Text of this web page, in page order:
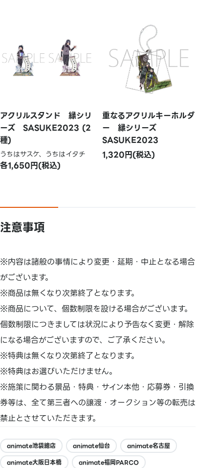
アクリルスタンド 縁シリ
ーズ SASUKE2023 (2
種)
うちはサスケ、うちはイタチ
各1,650円(税込)
重なるアクリルキーホルダ
ー 縁シリーズ
SASUKE2023
1,320円(税込)
注意事項
※内容は諸般の事情により変更・延期・中止となる場合
がございます。
※商品は無くなり次第終了となります。
※商品について、個数制限を設ける場合がございます。
個数制限につきましては状況により予告なく変更・解除
になる場合がございますので、ご了承ください。
※特典は無くなり次第終了となります。
※特典はお選びいただけません。
※施策に関わる景品・特典・サイン本他・応募券・引換
券等は、全て第三者への譲渡・オークション等の転売は
禁止とさせていただきます。
animate池袋總店 animate仙台
animate名古屋
animate大阪日本橋
animate福岡PARCO